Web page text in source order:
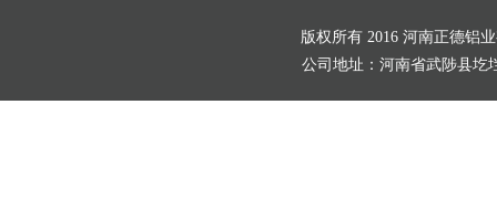
版权所有 2016 河南正德铝
公司地址：河南省武陟县圪